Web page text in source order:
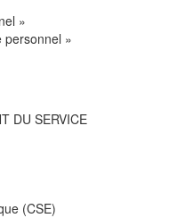
»
personnel »
DU SERVICE
(CSE)